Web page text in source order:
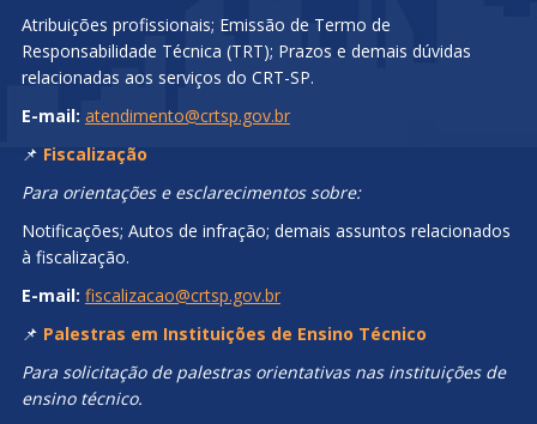
Atribuições profissionais; Emissão de Termo de
Responsabilidade Técnica (TRT); Prazos e demais dúvidas
relacionadas aos serviços do CRT-SP.
E-mail: atendimento@crtsp.gov.br
📌 Fiscalização
Para orientações e esclarecimentos sobre:
Notificações; Autos de infração; demais assuntos relacionados
à fiscalização.
E-mail: fiscalizacao@crtsp.gov.br
📌 Palestras em Instituições de Ensino Técnico
Para solicitação de palestras orientativas nas instituições de
ensino técnico.